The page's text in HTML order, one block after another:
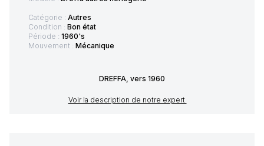
Catégorie : Autres
Condition : Bon état
Période : 1960's
Mouvement : Mécanique
DREFFA, vers 1960
Voir la description de notre expert